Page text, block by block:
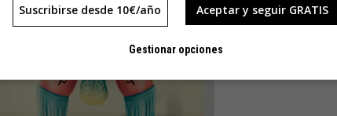
Aceptar y seguir GRATIS
Suscribirse desde 10€/año
Gestionar opciones